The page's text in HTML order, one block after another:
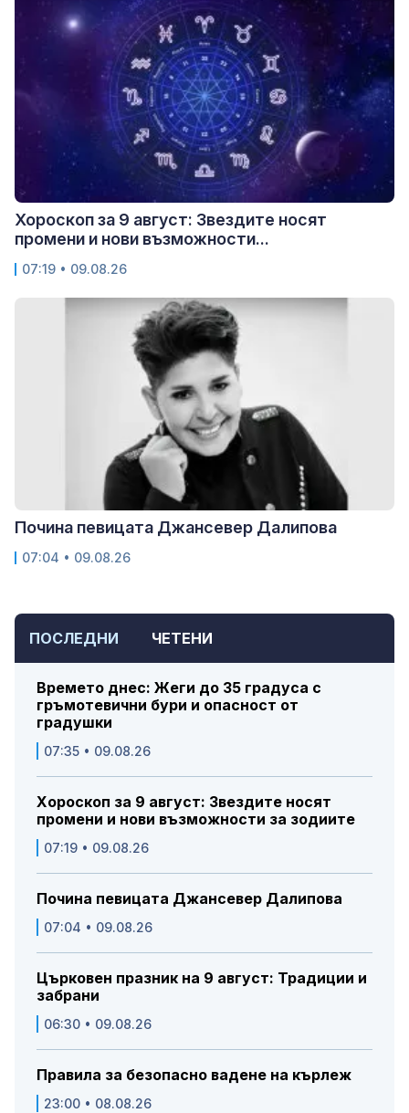
ПОСЛЕДНИ ЧЕТЕНИ
Времето днес: Жеги до 35 градуса с
гръмотевични бури и опасност от
градушки
07:35 • 09.08.26
Хороскоп за 9 август: Звездите носят
промени и нови възможности за зодиите
07:19 • 09.08.26
Почина певицата Джансевер Далипова
07:04 • 09.08.26
Църковен празник на 9 август: Традиции и
забрани
06:30 • 09.08.26
Правила за безопасно вадене на кърлеж
23:00 • 08.08.26
Хороскоп за 9 август: Звездите носят
промени и нови възможности...
07:19 • 09.08.26
Почина певицата Джансевер Далипова
07:04 • 09.08.26